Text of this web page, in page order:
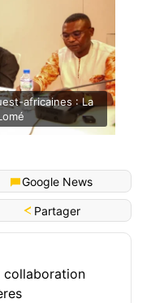
africaines : La
Google News
Partager
collaboration